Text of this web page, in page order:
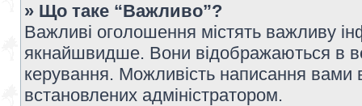
» Що таке “Важливо”?
Важливі оголошення містять важливу
якнайшвидше. Вони відображаються в
керування. Можливість написання
встановлених адміністратором.